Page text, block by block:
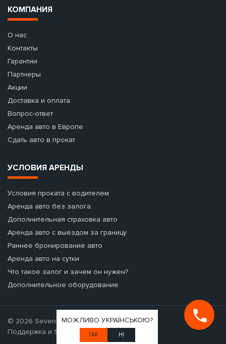
МОЖЛИВО УКРАЇНСЬКОЮ?
ТАК НІ
КОМПАНИЯ
О нас
Контакты
Гарантии
Партнеры
Акции
Доставка и оплата
Вопрос-ответ
Аренда авто в Европе
Сдать авто в прокат
УСЛОВИЯ АРЕНДЫ
Условия проката с водителем
Аренда авто без залога
Дополнительная страховка авто
Аренда авто с выездом за границу
Раннее бронирование авто
Аренда авто на сутки
Что такое залог и зачем он нужен?
Дополнительное оборудование
© 2026 Seven Cars - аренда авто.
Поддержка и SEO-продвижение